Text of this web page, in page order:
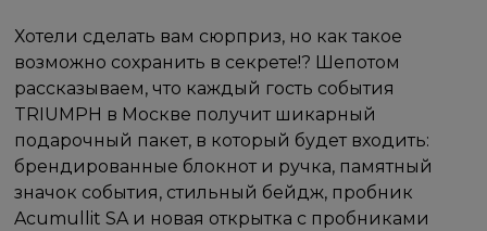
Хотели сделать вам сюрприз, но как такое
возможно сохранить в секрете!? Шепотом
рассказываем, что каждый гость события
TRIUMPH в Москве получит шикарный
подарочный пакет, в который будет входить:
брендированные блокнот и ручка, памятный
значок события, стильный бейдж, пробник
Acumullit SA и новая открытка с пробниками